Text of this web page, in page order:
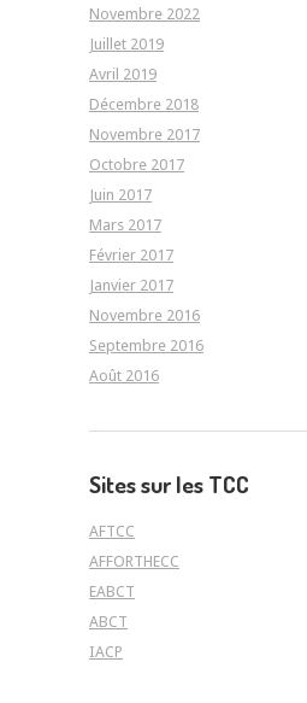
Novembre 2022
Juillet 2019
Avril 2019
Décembre 2018
Novembre 2017
Octobre 2017
Juin 2017
Mars 2017
Février 2017
Janvier 2017
Novembre 2016
Septembre 2016
Août 2016
Sites sur les TCC
AFTCC
AFFORTHECC
EABCT
ABCT
IACP